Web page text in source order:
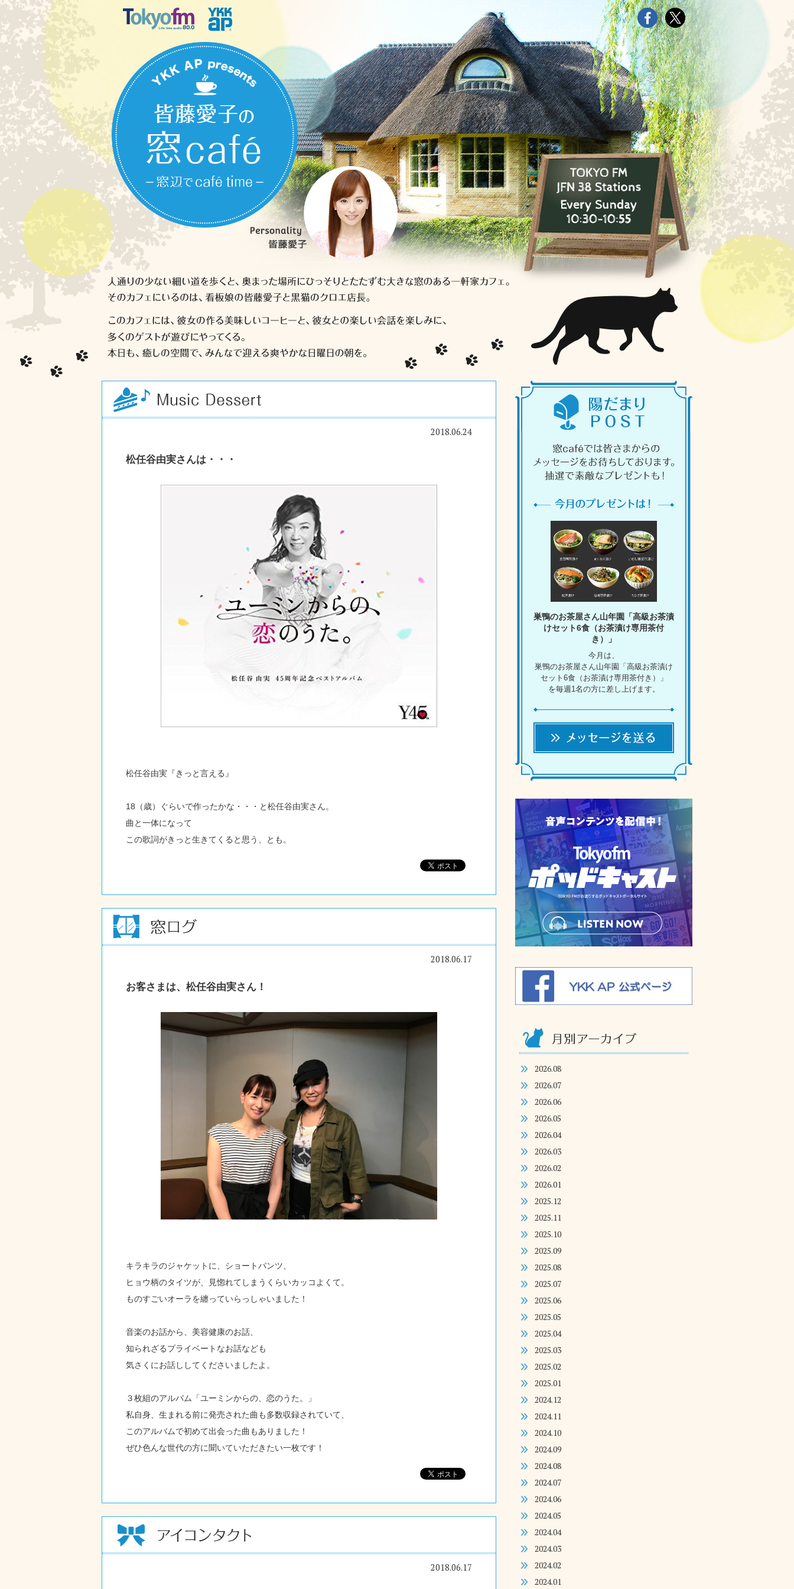
2018.06.24
松任谷由実さんは・・・
松任谷由実『きっと言える』
18（歳）ぐらいで作ったかな・・・と松任谷由実さん。
曲と一体になって
この歌詞がきっと生きてくると思う、とも。
2018.06.17
お客さまは、松任谷由実さん！
キラキラのジャケットに、ショートパンツ、
ヒョウ柄のタイツが、見惚れてしまうくらいカッコよくて。
ものすごいオーラを纏っていらっしゃいました！
音楽のお話から、美容健康のお話、
知られざるプライベートなお話なども
気さくにお話ししてくださいましたよ。
３枚組のアルバム「ユーミンからの、恋のうた。」
私自身、生まれる前に発売された曲も多数収録されていて、
このアルバムで初めて出会った曲もありました！
ぜひ色んな世代の方に聞いていただきたい一枚です！
2018.06.17
巣鴨のお茶屋さん山年園「高級お茶漬
けセット6食（お茶漬け専用茶付
き）」
今月は、
巣鴨のお茶屋さん山年園「高級お茶漬け
セット6食（お茶漬け専用茶付き）」
を毎週1名の方に差し上げます。
2026.08
2026.07
2026.06
2026.05
2026.04
2026.03
2026.02
2026.01
2025.12
2025.11
2025.10
2025.09
2025.08
2025.07
2025.06
2025.05
2025.04
2025.03
2025.02
2025.01
2024.12
2024.11
2024.10
2024.09
2024.08
2024.07
2024.06
2024.05
2024.04
2024.03
2024.02
2024.01